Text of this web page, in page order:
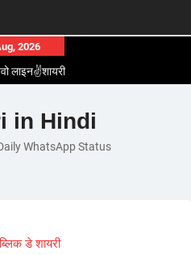
2026
लाइन✌️शायरी
लव😽स्टेटस
इन हिंदी
इन हिंदी
in Hindi
WhatsApp Status
डे शायरी